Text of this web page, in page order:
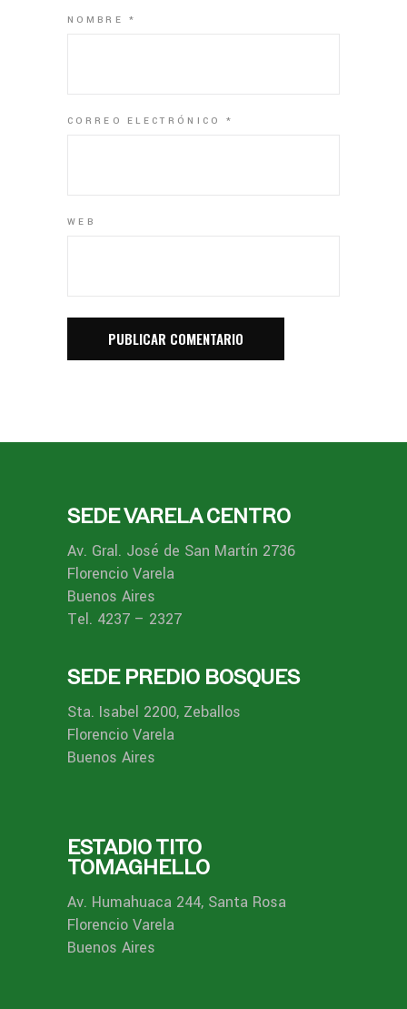
NOMBRE*
CORREO ELECTRÓNICO *
WEB
SEDE VARELA CENTRO
Av. Gral. José de San Martín 2736
Florencio Varela
Buenos Aires
Tel. 4237 – 2327
SEDE PREDIO BOSQUES
Sta. Isabel 2200, Zeballos
Florencio Varela
Buenos Aires
ESTADIO TITO
TOMAGHELLO
Av. Humahuaca 244, Santa Rosa
Florencio Varela
Buenos Aires